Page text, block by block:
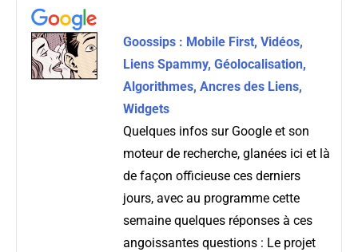
Goossips : Mobile First, Vidéos,
Liens Spammy, Géolocalisation,
Algorithmes, Ancres des Liens,
Widgets
Quelques infos sur Google et son
moteur de recherche, glanées ici et là
de façon officieuse ces derniers
jours, avec au programme cette
semaine quelques réponses à ces
angoissantes questions : Le projet